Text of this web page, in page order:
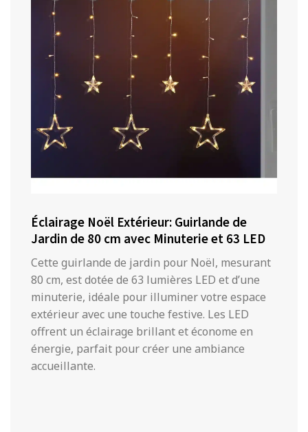
Éclairage Noël Extérieur: Guirlande de
Jardin de 80 cm avec Minuterie et 63 LED
Cette guirlande de jardin pour Noël, mesurant
80 cm, est dotée de 63 lumières LED et d’une
minuterie, idéale pour illuminer votre espace
extérieur avec une touche festive. Les LED
offrent un éclairage brillant et économe en
énergie, parfait pour créer une ambiance
accueillante.